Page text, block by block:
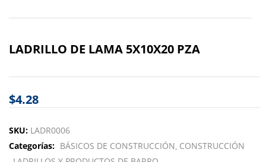
LADRILLO DE LAMA 5X10X20 PZA
$4.28
SKU: LADR0006
Categorías: BÁSICOS DE CONSTRUCCIÓN CONSTRUCCIÓN